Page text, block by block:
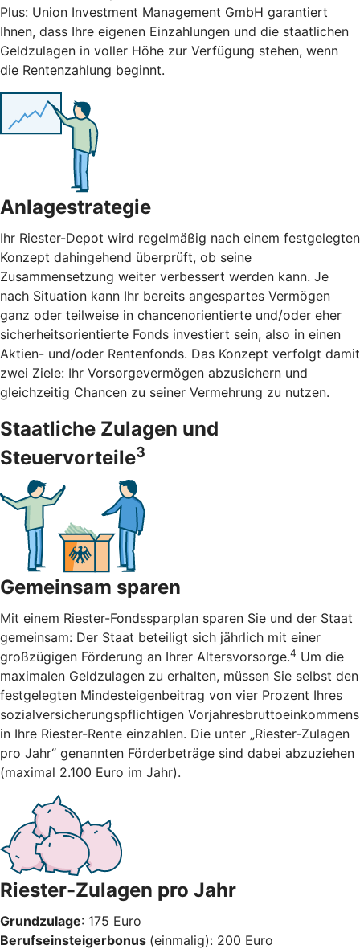
Plus: Union Investment Management GmbH garantiert
Ihnen, dass Ihre eigenen Einzahlungen und die staatlichen
Geldzulagen in voller Höhe zur Verfügung stehen, wenn
die Rentenzahlung beginnt.
Anlagestrategie
Ihr Riester-Depot wird regelmäßig nach einem festgelegten
Konzept dahingehend überprüft, ob seine
Zusammensetzung weiter verbessert werden kann. Je
nach Situation kann Ihr bereits angespartes Vermögen
ganz oder teilweise in chancenorientierte und/oder eher
sicherheitsorientierte Fonds investiert sein, also in einen
Aktien- und/oder Rentenfonds. Das Konzept verfolgt damit
zwei Ziele: Ihr Vorsorgevermögen abzusichern und
gleichzeitig Chancen zu seiner Vermehrung zu nutzen.
Staatliche Zulagen und
Steuervorteile3
Gemeinsam sparen
Mit einem Riester-Fondssparplan sparen Sie und der Staat
gemeinsam: Der Staat beteiligt sich jährlich mit einer
großzügigen Förderung an Ihrer Altersvorsorge.4 Um die
maximalen Geldzulagen zu erhalten, müssen Sie selbst den
festgelegten Mindesteigenbeitrag von vier Prozent Ihres
sozialversicherungspflichtigen Vorjahresbruttoeinkommens
in Ihre Riester-Rente einzahlen. Die unter „Riester-Zulagen
pro Jahr“ genannten Förderbeträge sind dabei abzuziehen
(maximal 2.100 Euro im Jahr).
Riester-Zulagen pro Jahr
Grundzulage: 175 Euro
Berufseinsteigerbonus (einmalig): 200 Euro